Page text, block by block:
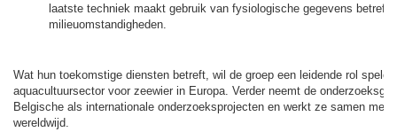
laatste techniek maakt gebruik van fysiologische gegevens
milieuomstandigheden.
Wat hun toekomstige diensten betreft, wil de groep een leidende rol
aquacultuursector voor zeewier in Europa. Verder neemt de
Belgische als internationale onderzoeksprojecten en werkt ze samen met
wereldwijd.